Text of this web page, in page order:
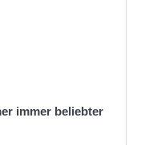
immer beliebter